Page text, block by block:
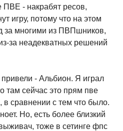
ПВЕ - накрабят ресов,
игру, потому что на этом
за многими из ПВПшников,
за неадекватных решений
- Альбион. Я играл
там сейчас это прям пве
сравнении с тем что было.
Но, есть более близкий
тоже в сетинге фпс